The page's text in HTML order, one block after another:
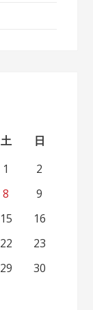
土
日
1
2
8
9
15
16
22
23
29
30